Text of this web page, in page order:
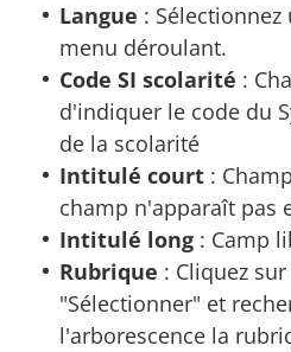
Langue :
menu déroulant.
Code SI scolarité :
d'indiquer le code du
de la scolarité
Intitulé court :
champ n'apparaît pas
Intitulé long : Camp
Rubrique : Cliquez
"Sélectionner" et
l'arborescence la